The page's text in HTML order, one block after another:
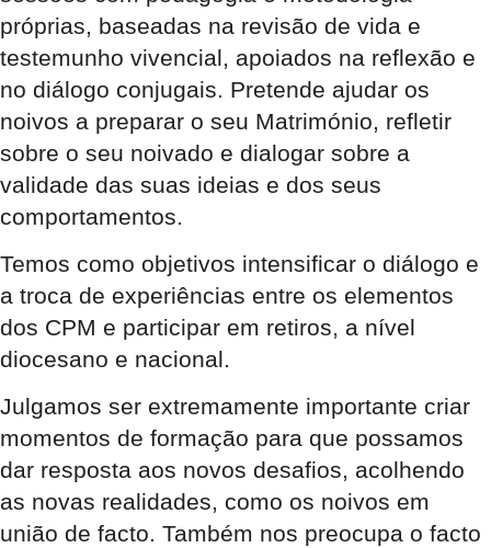
próprias, baseadas na revisão de vida e
testemunho vivencial, apoiados na reflexão e
no diálogo conjugais. Pretende ajudar os
noivos a preparar o seu Matrimónio, refletir
sobre o seu noivado e dialogar sobre a
validade das suas ideias e dos seus
comportamentos.
Temos como objetivos intensificar o diálogo e
a troca de experiências entre os elementos
dos CPM e participar em retiros, a nível
diocesano e nacional.
Julgamos ser extremamente importante criar
momentos de formação para que possamos
dar resposta aos novos desafios, acolhendo
as novas realidades, como os noivos em
união de facto. Também nos preocupa o facto